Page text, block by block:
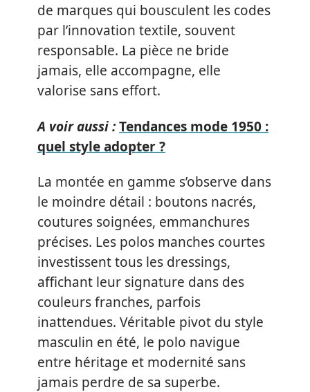
de marques qui bousculent les codes
par l’innovation textile, souvent
responsable. La pièce ne bride
jamais, elle accompagne, elle
valorise sans effort.
A voir aussi :Tendances mode 1950 :
quel style adopter ?
La montée en gamme s’observe dans
le moindre détail : boutons nacrés,
coutures soignées, emmanchures
précises. Les polos manches courtes
investissent tous les dressings,
affichant leur signature dans des
couleurs franches, parfois
inattendues. Véritable pivot du style
masculin en été, le polo navigue
entre héritage et modernité sans
jamais perdre de sa superbe.